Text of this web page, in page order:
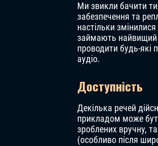
Ми звикли бачити
забезпечення та
настільки
займають найвищий
проводити будь-які
аудіо.
Доступність
Декілька речей
прикладом може
зроблених вручну,
(особливо після